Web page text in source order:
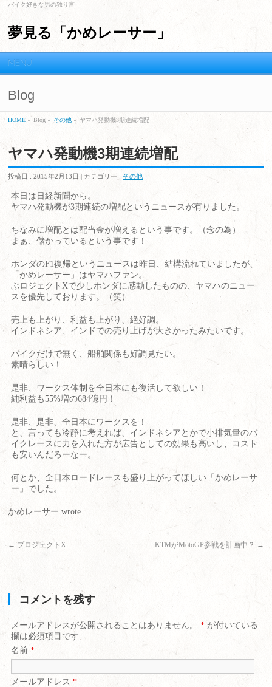
バイク好きな男の独り言
夢見る「かめレーサー」
MENU
Blog
HOME » Blog » その他 » ヤマハ発動機3期連続増配
ヤマハ発動機3期連続増配
投稿日 :2015年2月13日 | カテゴリー : その他
本日は日経新聞から。
ヤマハ発動機が3期連続の増配というニュースが有りました。
ちなみに増配とは配当金が増えるという事です。（念の為）
まぁ、儲かっているという事です！
ホンダのF1復帰というニュースは昨日、結構流れていましたが、
「かめレーサー」はヤマハファン。
ぷロジェクトXで少しホンダに感動したものの、ヤマハのニュー
スを優先しております。（笑）
売上も上がり、利益も上がり、絶好調。
インドネシア、インドでの売り上げが大きかったみたいです。
バイクだけで無く、船舶関係も好調見たい。
素晴らしい！
是非、ワークス体制を全日本にも復活して欲しい！
純利益も55%増の684億円！
是非、是非、全日本にワークスを！
と、言っても冷静に考えれば、インドネシアとかで小排気量のバ
イクレースに力を入れた方が広告としての効果も高いし、コスト
も安いんだろーなー。
何とか、全日本ロードレースも盛り上がってほしい「かめレーサ
ー」でした。
かめレーサー wrote
← プロジェクトX KTMがMotoGP参戦を計画中？ →
コメントを残す
メールアドレスが公開されることはありません。* が付いている
欄は必須項目です
名前*
メールアドレス*